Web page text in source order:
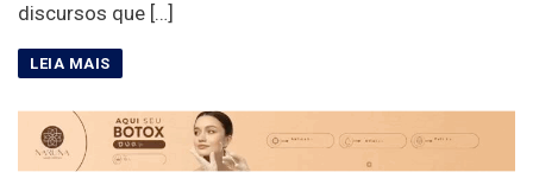
discursos que […]